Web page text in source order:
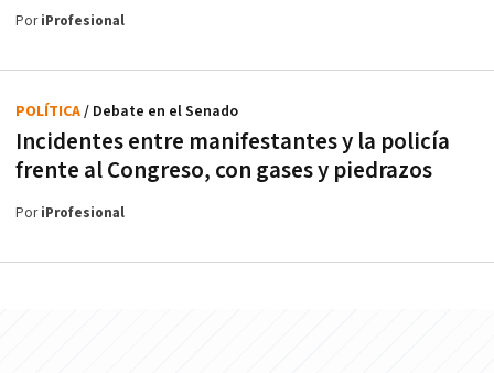
PoriProfesional
Incidentes entre manifestantes y la policía
frente al Congreso, con gases y piedrazos
POLÍTICA/ Debate en el Senado
PoriProfesional